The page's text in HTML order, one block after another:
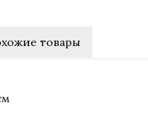
товары